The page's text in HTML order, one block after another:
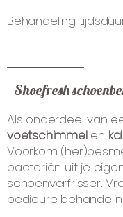
Behandeling
Shoefresh
Als onderdeel van
voetschimmelen
Voorkom
bacteriën uit je
schoenverfrisser.
pedicure